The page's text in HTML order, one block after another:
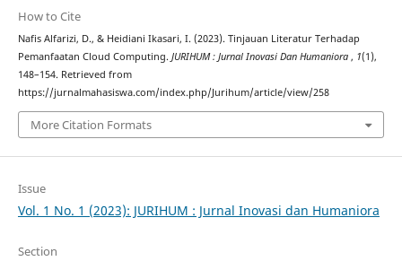
How to Cite
Nafis Alfarizi, D., & Heidiani Ikasari, I. (2023). Tinjauan Literatur Terhadap
Pemanfaatan Cloud Computing. JURIHUM : Jurnal Inovasi Dan Humaniora , 1(1),
148–154. Retrieved from
https://jurnalmahasiswa.com/index.php/Jurihum/article/view/258
More Citation Formats
Issue
Vol. 1 No. 1 (2023): JURIHUM : Jurnal Inovasi dan Humaniora
Section